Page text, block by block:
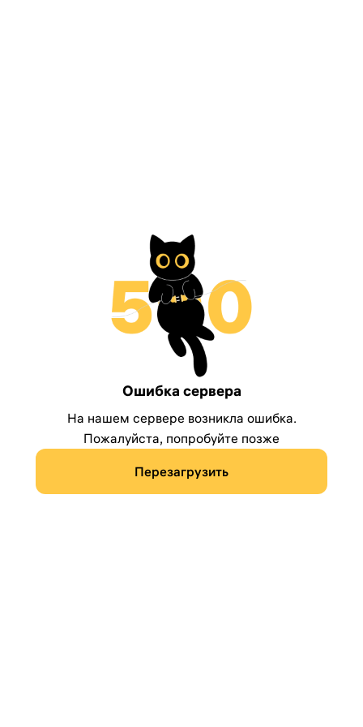
Ошибка сервера
На нашем сервере возникла ошибка.
Пожалуйста, попробуйте позже
Перезагрузить